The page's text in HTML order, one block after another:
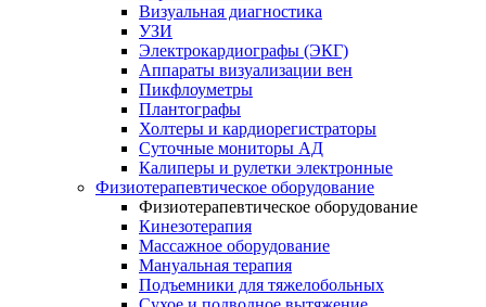
Визуальная диагностика
УЗИ
Электрокардиографы (ЭКГ)
Аппараты визуализации вен
Пикфлоуметры
Плантографы
Холтеры и кардиорегистраторы
Суточные мониторы АД
Калиперы и рулетки электронные
Физиотерапевтическое оборудование
Физиотерапевтическое оборудование
Кинезотерапия
Массажное оборудование
Мануальная терапия
Подъемники для тяжелобольных